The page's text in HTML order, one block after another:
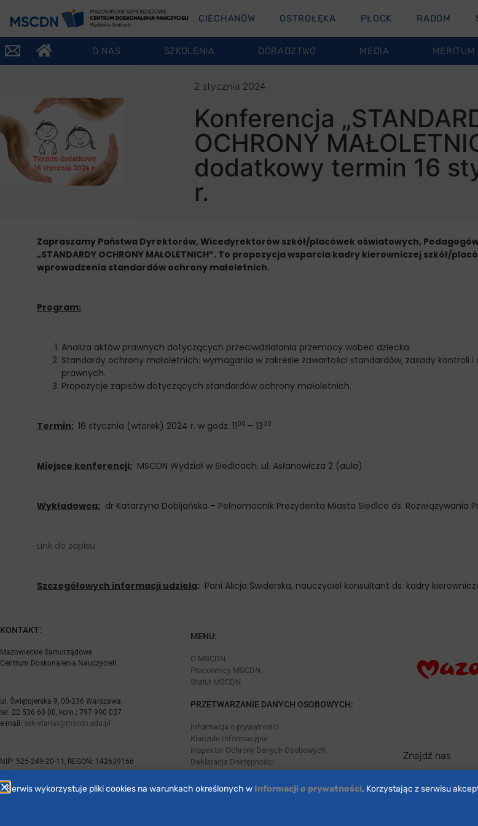
CIECHANÓW OSTROŁĘKA PŁOCK RADOM
O NAS SZKOLENIA DORADZTWO MEDIA
2 stycznia 2024
Konferencja
OCHRONY
dodatkowy termin 16
r.
Zapraszamy Państwa Dyrektorów, Wicedyrektorów szkół/placówek oświatowych,
„STANDARDY OCHRONY MAŁOLETNICH”. To propozycja wsparcia kadry kierowniczej szkół/
wprowadzenia standardów ochrony małoletnich.
Program:
Analiza aktów prawnych dotyczących przeciwdziałania przemocy wobec dziecka.
Standardy ochrony małoletnich: wymagania w zakresie zawartości standardów, zasady
prawnych.
Propozycje zapisów dotyczących standardów ochrony małoletnich.
Termin: 16 stycznia (wtorek) 2024 r. w godz. 1100 – 1330
Miejsce konferencji: MSCDN Wydział w Siedlcach, ul. Asłanowicza 2 (aula)
Wykładowca: dr Katarzyna Dobijańska – Pełnomocnik Prezydenta Miasta Siedlce ds. Rozwiązywania
Link do zapisu
Szczegółowych informacji udziela: Pani Alicja Świderska, nauczyciel konsultant ds. kadry
KONTAKT:
Mazowieckie Samorządowe
Centrum Doskonalenia Nauczycieli
ul. Świętojerska 9, 00-236 Warszawa
tel. 22 536 60 00, kom.: 797 990 037
e-mail: sekretariat@mscdn.edu.pl
NIP: 525-249-20-11, REGON: 142639166
MENU:
O MSCDN
Pracownicy MSCDN
Statut MSCDN
PRZETWARZANIE DANYCH OSOBOWYCH:
Informacja o prywatności
Klauzule Informacyjne
Inspektor Ochrony Danych Osobowych
Deklaracja Dostępności
Znajdź nas
Serwis wykorzystuje pliki cookies na warunkach określonych w Informacji o prywatności. Korzystając z serwisu